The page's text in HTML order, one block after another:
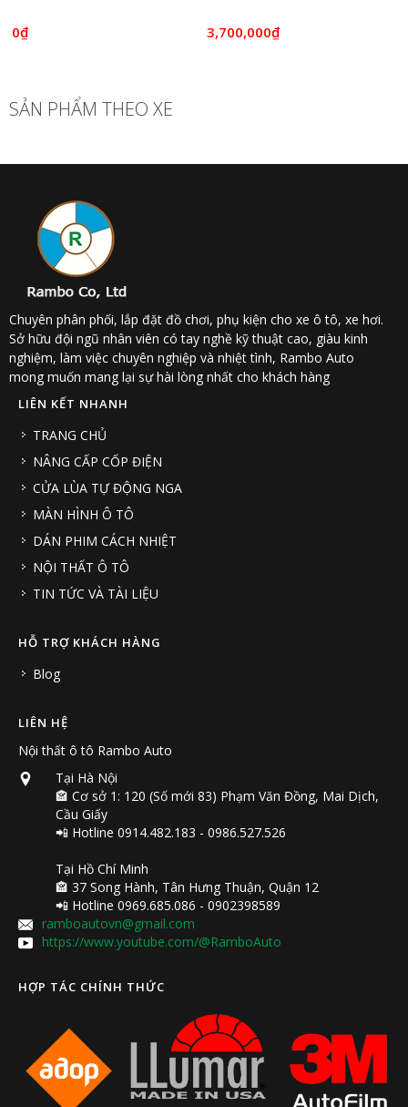
0₫ 3,700,000₫
SẢN PHẨM THEO XE
Chuyên phân phối, lắp đặt đồ chơi, phụ kiện cho xe ô tô, xe hơi.
Sở hữu đội ngũ nhân viên có tay nghề kỹ thuật cao, giàu kinh
nghiệm, làm việc chuyên nghiệp và nhiệt tình, Rambo Auto
mong muốn mang lại sự hài lòng nhất cho khách hàng
LIÊN KẾT NHANH
TRANG CHỦ
NÂNG CẤP CỐP ĐIỆN
CỬA LÙA TỰ ĐỘNG NGA
MÀN HÌNH Ô TÔ
DÁN PHIM CÁCH NHIỆT
NỘI THẤT Ô TÔ
TIN TỨC VÀ TÀI LIỆU
HỖ TRỢ KHÁCH HÀNG
Blog
LIÊN HỆ
Nội thất ô tô Rambo Auto
Tại Hà Nội
🏤 Cơ sở 1: 120 (Số mới 83) Phạm Văn Đồng, Mai Dịch,
Cầu Giấy
📲 Hotline 0914.482.183 - 0986.527.526
Tại Hồ Chí Minh
🏤 37 Song Hành, Tân Hưng Thuận, Quận 12
📲 Hotline 0969.685.086 - 0902398589
ramboautovn@gmail.com
https://www.youtube.com/@RamboAuto
HỢP TÁC CHÍNH THỨC